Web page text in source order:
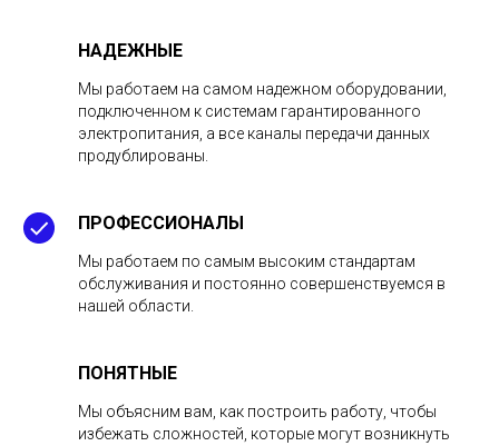
НАДЕЖНЫЕ
Мы работаем на самом надежном оборудовании,
подключенном к системам гарантированного
электропитания, а все каналы передачи данных
продублированы.
ПРОФЕССИОНАЛЫ
Мы работаем по самым высоким стандартам
обслуживания и постоянно совершенствуемся в
нашей области.
ПОНЯТНЫЕ
Мы объясним вам, как построить работу, чтобы
избежать сложностей, которые могут возникнуть